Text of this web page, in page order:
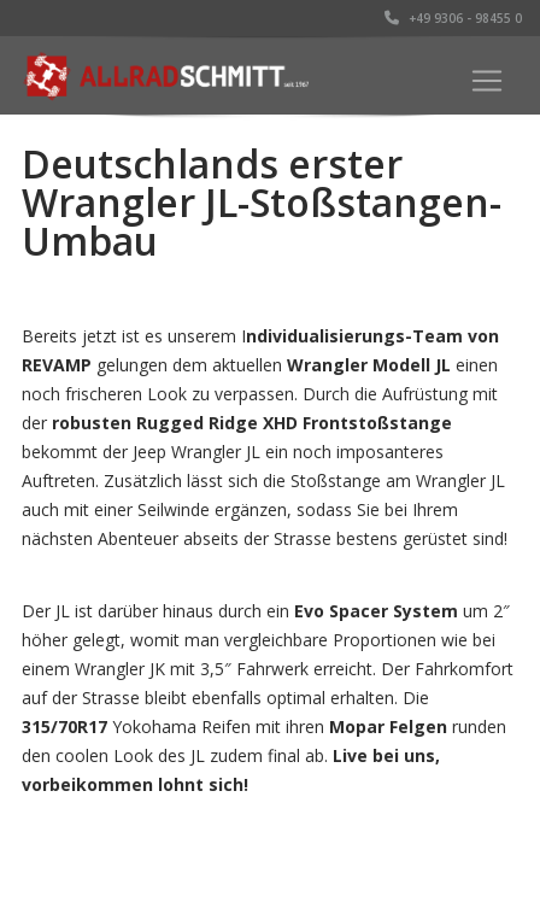
+49 9306 - 98455 0
Deutschlands erster
Wrangler JL-Stoßstangen-
Umbau
Bereits jetzt ist es unserem Individualisierungs-Team von
REVAMP gelungen dem aktuellen Wrangler Modell JL einen
noch frischeren Look zu verpassen. Durch die Aufrüstung mit
der robusten Rugged Ridge XHD Frontstoßstange
bekommt der Jeep Wrangler JL ein noch imposanteres
Auftreten. Zusätzlich lässt sich die Stoßstange am Wrangler JL
auch mit einer Seilwinde ergänzen, sodass Sie bei Ihrem
nächsten Abenteuer abseits der Strasse bestens gerüstet sind!
Der JL ist darüber hinaus durch ein Evo Spacer System um 2″
höher gelegt, womit man vergleichbare Proportionen wie bei
einem Wrangler JK mit 3,5″ Fahrwerk erreicht. Der Fahrkomfort
auf der Strasse bleibt ebenfalls optimal erhalten. Die
315/70R17Yokohama Reifen mit ihren Mopar Felgenrunden
den coolen Look des JL zudem final ab. Live bei uns,
vorbeikommen lohnt sich!